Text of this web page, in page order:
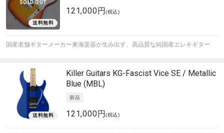
SOLD OUT
121,000円(税込)
国産老舗ギターメーカー東海楽器が生み出す、高品質な純国産エレキギター
Killer Guitars KG-Fascist Vice SE / Metallic
Blue (MBL)
121,000円(税込)